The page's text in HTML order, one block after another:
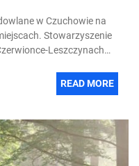
w Czuchowie na
Stowarzyszenie
Leszczynach
READ MORE